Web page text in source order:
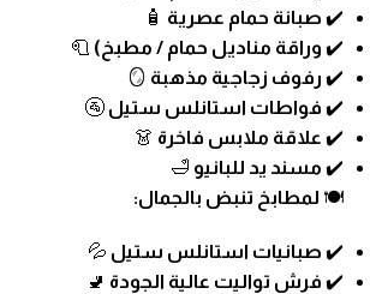
✔️ صبانة حمام عصرية 🧴
✔️ وراقة مناديل حمام / مطبخ) 🧻
✔️ رفوف زجاجية مذهبة
✔️ فواطات استانلس ستيل 🚰
✔️ علاقة ملابس فاخرة 👗
✔️ مسند يد للبانيو 🛁
🍽️ لمطابخ تنبض بالجمال:
✔️ صبانيات استانلس ستيل 💦
✔️ فرش تواليت عالية الجودة 🚽